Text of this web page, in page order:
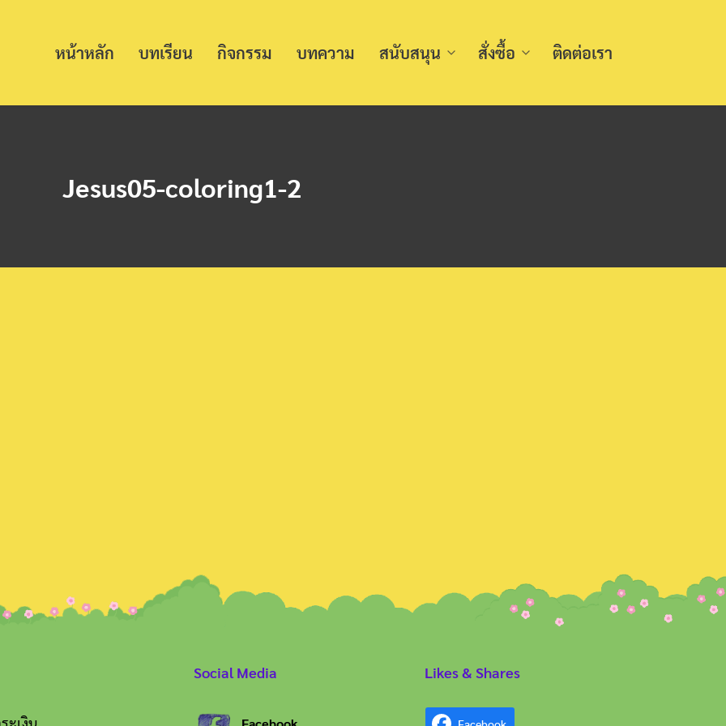
หน้าหลัก บทเรียน กิจกรรม บทความ สนับสนุน สั่งซื้อ ติดต่อเรา
Jesus05-coloring1-2
Social Media Likes & Shares